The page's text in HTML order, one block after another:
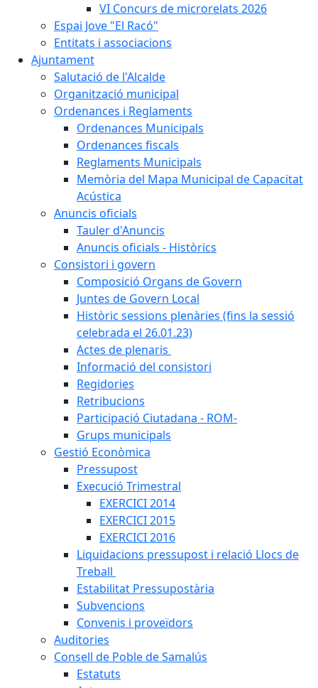
VI Concurs de microrelats 2026
Espai Jove "El Racó"
Entitats i associacions
Ajuntament
Salutació de l'Alcalde
Organització municipal
Ordenances i Reglaments
Ordenances Municipals
Ordenances fiscals
Reglaments Municipals
Memòria del Mapa Municipal de Capacitat
Acústica
Anuncis oficials
Tauler d'Anuncis
Anuncis oficials - Històrics
Consistori i govern
Composició Organs de Govern
Juntes de Govern Local
Històric sessions plenàries (fins la sessió
celebrada el 26.01.23)
Actes de plenaris
Informació del consistori
Regidories
Retribucions
Participació Ciutadana - ROM-
Grups municipals
Gestió Econòmica
Pressupost
Execució Trimestral
EXERCICI 2014
EXERCICI 2015
EXERCICI 2016
Liquidacions pressupost i relació Llocs de
Treball
Estabilitat Pressupostària
Subvencions
Convenis i proveïdors
Auditories
Consell de Poble de Samalús
Estatuts